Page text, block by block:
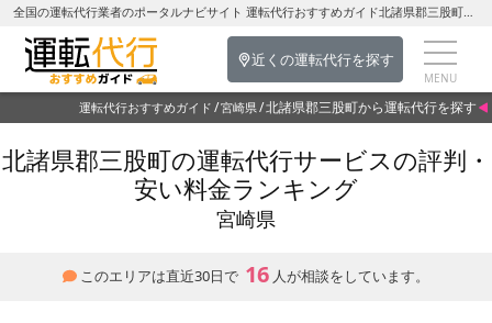
全国の運転代行業者のポータルナビサイト 運転代行おすすめガイド北諸県郡三股町の運転代行を探す-宮崎県の運転代行
近くの運転代行を探す
運転代行おすすめガイド 宮崎県 北諸県郡三股町から運転代行を探す
北諸県郡三股町の運転代行サービスの評判・
安い料金ランキング
宮崎県
このエリアは直近30日で 16 人が相談をしています。